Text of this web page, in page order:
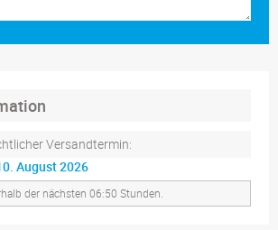
Versandtermin:
August 2026
der nächsten 06:50 Stunden.